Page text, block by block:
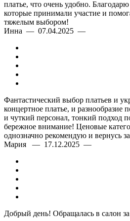
платье, что очень удобно.
которые принимали участие и
тяжелым выбором!
Инна — 07.04.2025 —
Фантастический выбор платьев и
концертное платье, и разнообразие
и чуткий персонал, тонкий подход
бережное внимание! Ценовые
однозначно рекомендую и вернусь
Мария — 17.12.2025 —
Добрый день! Обращалась в салон